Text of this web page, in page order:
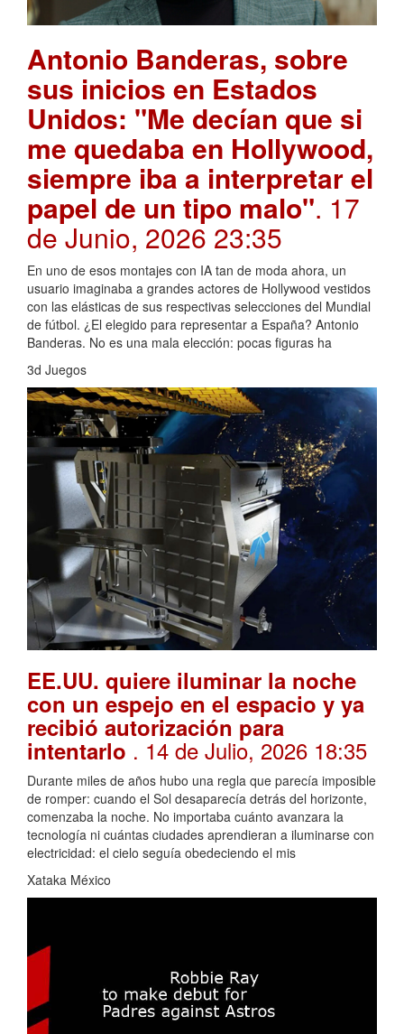
Antonio Banderas, sobre
sus inicios en Estados
Unidos: "Me decían que si
me quedaba en Hollywood,
siempre iba a interpretar el
papel de un tipo malo". 17
de Junio, 2026 23:35
En uno de esos montajes con IA tan de moda ahora, un
usuario imaginaba a grandes actores de Hollywood vestidos
con las elásticas de sus respectivas selecciones del Mundial
de fútbol. ¿El elegido para representar a España? Antonio
Banderas. No es una mala elección: pocas figuras ha
3d Juegos
EE.UU. quiere iluminar la noche
con un espejo en el espacio y ya
recibió autorización para
intentarlo . 14 de Julio, 2026 18:35
Durante miles de años hubo una regla que parecía imposible
de romper: cuando el Sol desaparecía detrás del horizonte,
comenzaba la noche. No importaba cuánto avanzara la
tecnología ni cuántas ciudades aprendieran a iluminarse con
electricidad: el cielo seguía obedeciendo el mis
Xataka México